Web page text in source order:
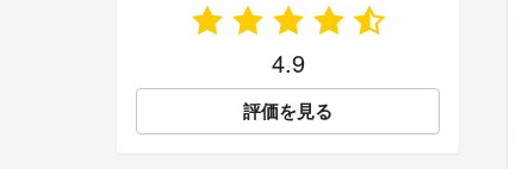
4.9
評価を見る